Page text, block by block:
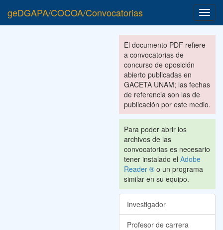
geDGAPA/COCOA/Convocatorias
El documento PDF refiere
a convocatorias de
concurso de oposición
abierto publicadas en
GACETA UNAM; las fechas
de referencia son las de
publicación por este medio.
Para poder abrir los
archivos de las
convocatorias es necesario
tener instalado el Adobe
Reader ® o un programa
similar en su equipo.
Investigador
Profesor de carrera